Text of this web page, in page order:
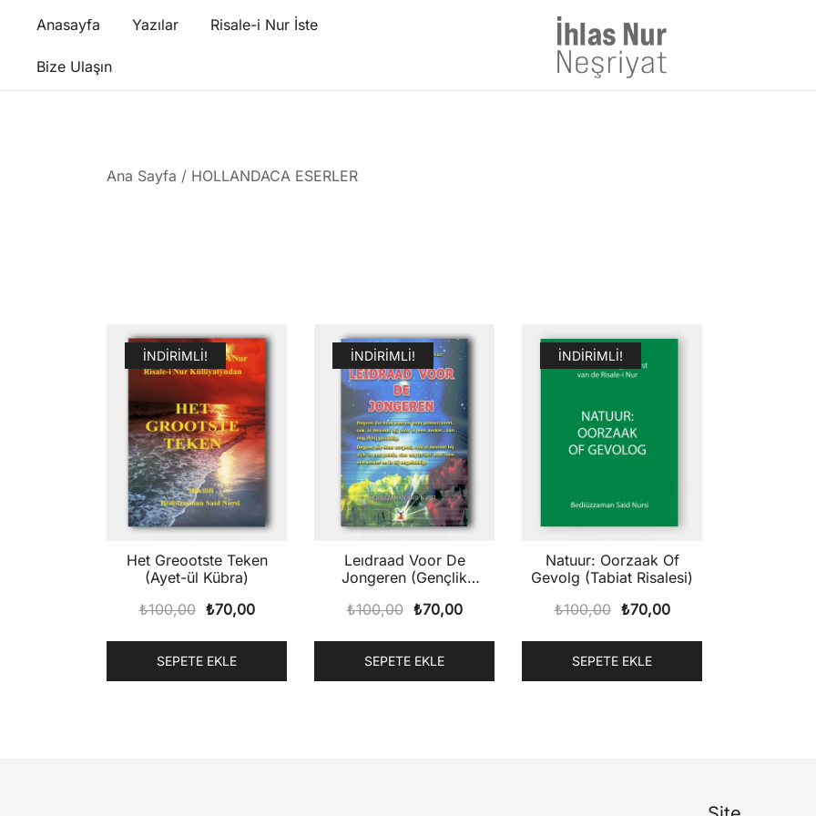
content
Anasayfa Yazılar Risale-i Nur İste
Bize Ulaşın
Ana Sayfa / HOLLANDACA ESERLER
İNDIRIMLI!
Het Greootste Teken
(Ayet-ül Kübra)
₺100,00 Orijinal
₺100,00.
₺70,00Şu
₺70,00.
SEPETE EKLE
İNDIRIMLI!
Leıdraad Voor De
Jongeren (Gençlik
₺100,00 Orijinal
₺100,00.
₺70,00Şu
₺70,00.
SEPETE EKLE
İNDIRIMLI!
Natuur: Oorzaak Of
Gevolg (Tabiat Risalesi)
₺100,00 Orijinal
₺100,00.
₺70,00Şu
₺70,00.
SEPETE EKLE